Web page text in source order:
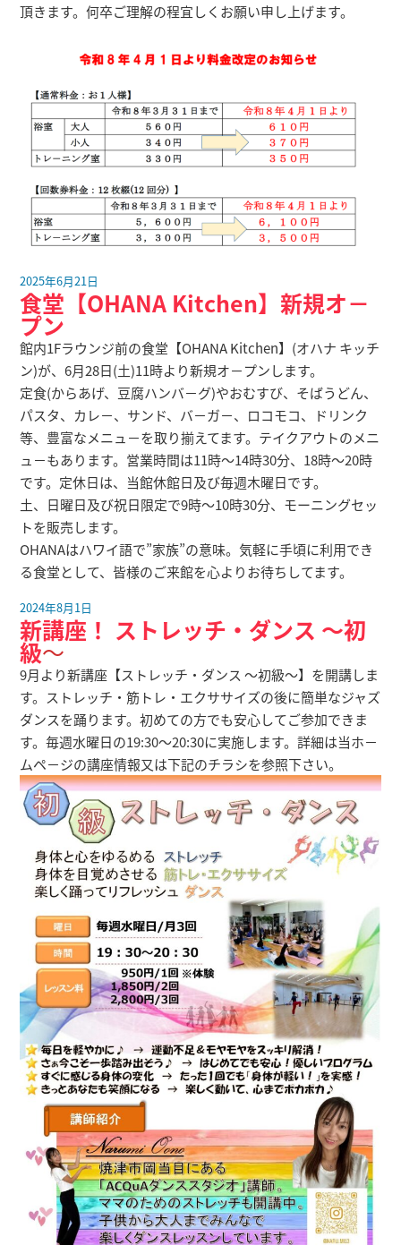
頂きます。何卒ご理解の程宜しくお願い申し上げます。
2025年6月21日
食堂【OHANA Kitchen】新規オ－
プン
館内1Fラウンジ前の食堂【OHANA Kitchen】(オハナ キッチ
ン)が、6月28日(土)11時より新規オ－プンします。
定食(からあげ、豆腐ハンバ－グ)やおむすび、そばうどん、
パスタ、カレ－、サンド、バ－ガ－、ロコモコ、ドリンク
等、豊富なメニュ－を取り揃えてます。テイクアウトのメニ
ュ－もあります。営業時間は11時～14時30分、18時～20時
です。定休日は、当館休館日及び毎週木曜日です。
土、日曜日及び祝日限定で9時～10時30分、モーニングセッ
トを販売します。
OHANAはハワイ語で”家族”の意味。気軽に手頃に利用でき
る食堂として、皆様のご来館を心よりお待ちしてます。
2024年8月1日
新講座！ ストレッチ・ダンス ～初
級～
9月より新講座【ストレッチ・ダンス ～初級～】を開講しま
す。ストレッチ・筋トレ・エクササイズの後に簡単なジャズ
ダンスを踊ります。初めての方でも安心してご参加できま
す。毎週水曜日の19:30～20:30に実施します。詳細は当ホ－
ムペ－ジの講座情報又は下記のチラシを参照下さい。